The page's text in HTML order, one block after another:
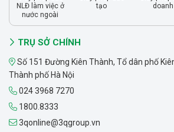
NLĐ làm việc ở
nước ngoài
tạo
doanh
TRỤ SỞ CHÍNH
Số 151 Đường Kiên Thành, Tổ dân phố
Thành phố Hà Nội
024 3968 7270
1800.8333
3qonline@3qgroup.vn